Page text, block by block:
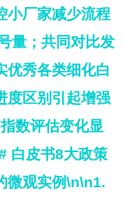
小厂家减少流程
量；共同对比发
优秀各类细化白
度区别引起增强
数评估变化显
白皮书8大政策
微观实例\n\n1.